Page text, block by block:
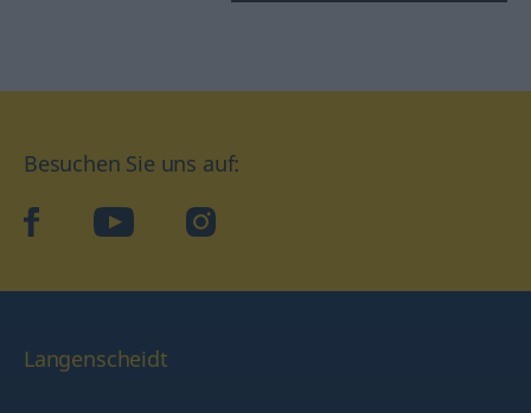
Besuchen Sie uns auf:
facebookYouTube Instagram
Langenscheidt